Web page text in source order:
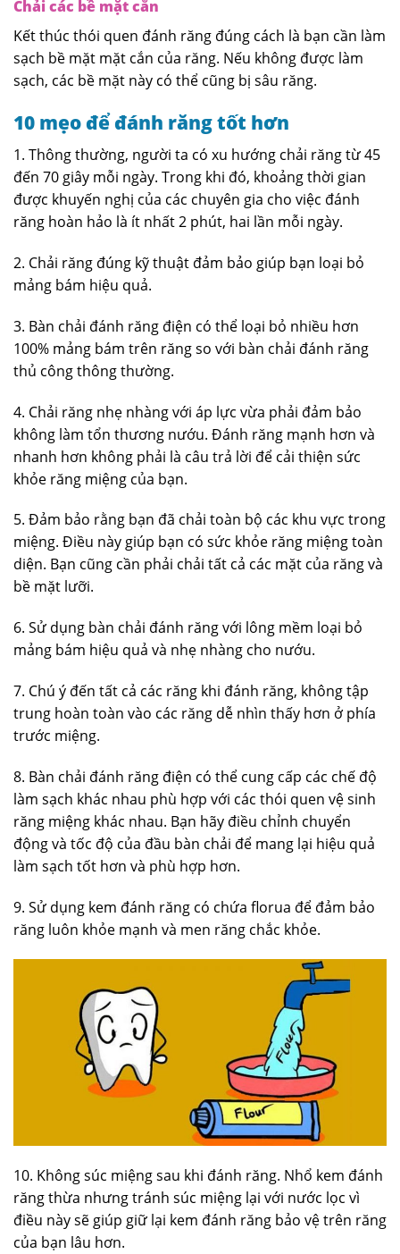
Chải các bề mặt cắn
Kết thúc thói quen đánh răng đúng cách là bạn cần làm
sạch bề mặt mặt cắn của răng. Nếu không được làm
sạch, các bề mặt này có thể cũng bị sâu răng.
10 mẹo để đánh răng tốt hơn
1. Thông thường, người ta có xu hướng chải răng từ 45
đến 70 giây mỗi ngày. Trong khi đó, khoảng thời gian
được khuyến nghị của các chuyên gia cho việc đánh
răng hoàn hảo là ít nhất 2 phút, hai lần mỗi ngày.
2. Chải răng đúng kỹ thuật đảm bảo giúp bạn loại bỏ
mảng bám hiệu quả.
3. Bàn chải đánh răng điện có thể loại bỏ nhiều hơn
100% mảng bám trên răng so với bàn chải đánh răng
thủ công thông thường.
4. Chải răng nhẹ nhàng với áp lực vừa phải đảm bảo
không làm tổn thương nướu. Đánh răng mạnh hơn và
nhanh hơn không phải là câu trả lời để cải thiện sức
khỏe răng miệng của bạn.
5. Đảm bảo rằng bạn đã chải toàn bộ các khu vực trong
miệng. Điều này giúp bạn có sức khỏe răng miệng toàn
diện. Bạn cũng cần phải chải tất cả các mặt của răng và
bề mặt lưỡi.
6. Sử dụng bàn chải đánh răng với lông mềm loại bỏ
mảng bám hiệu quả và nhẹ nhàng cho nướu.
7. Chú ý đến tất cả các răng khi đánh răng, không tập
trung hoàn toàn vào các răng dễ nhìn thấy hơn ở phía
trước miệng.
8. Bàn chải đánh răng điện có thể cung cấp các chế độ
làm sạch khác nhau phù hợp với các thói quen vệ sinh
răng miệng khác nhau. Bạn hãy điều chỉnh chuyển
động và tốc độ của đầu bàn chải để mang lại hiệu quả
làm sạch tốt hơn và phù hợp hơn.
9. Sử dụng kem đánh răng có chứa florua để đảm bảo
răng luôn khỏe mạnh và men răng chắc khỏe.
10. Không súc miệng sau khi đánh răng. Nhổ kem đánh
răng thừa nhưng tránh súc miệng lại với nước lọc vì
điều này sẽ giúp giữ lại kem đánh răng bảo vệ trên răng
của bạn lâu hơn.